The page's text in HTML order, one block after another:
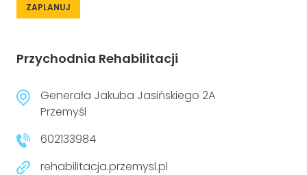
ZAPLANUJ
Przychodnia Rehabilitacji
Generała Jakuba Jasińskiego 2A
Przemyśl
602133984
rehabilitacja.przemysl.pl